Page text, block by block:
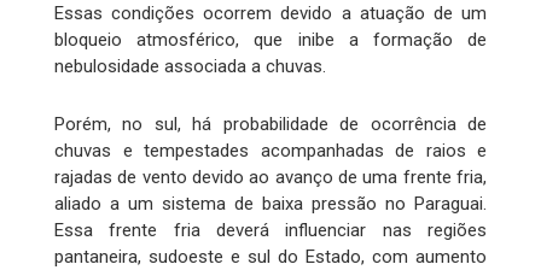
Essas condições ocorrem devido a atuação de um
bloqueio atmosférico, que inibe a formação de
nebulosidade associada a chuvas.
Porém, no sul, há probabilidade de ocorrência de
chuvas e tempestades acompanhadas de raios e
rajadas de vento devido ao avanço de uma frente fria,
aliado a um sistema de baixa pressão no Paraguai.
Essa frente fria deverá influenciar nas regiões
pantaneira, sudoeste e sul do Estado, com aumento